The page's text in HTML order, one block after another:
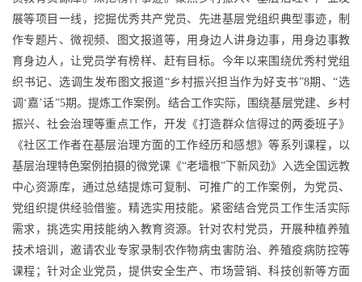
展等项目一线，挖掘优秀共产党员、先进基层党组织典型事迹，制
作专题片、微视频、图文报道等，用身边人讲身边事，用身边事教
育身边人，让党员学有榜样、赶有目标。今年以来围绕优秀村党组
织书记、选调生发布图文报道“乡村振兴担当作为好支书”8期、“选
调‘嘉’话”5期。提炼工作案例。结合工作实际，围绕基层党建、乡村
振兴、社会治理等重点工作，开发《打造群众信得过的两委班子》
《社区工作者在基层治理方面的工作经历和感想》等系列课程，以
基层治理特色案例拍摄的微党课《“老墙根”下新风劲》入选全国远教
中心资源库，通过总结提炼可复制、可推广的工作案例，为党员、
党组织提供经验借鉴。精选实用技能。紧密结合党员工作生活实际
需求，挑选实用技能纳入教育资源。针对农村党员，开展种植养殖
技术培训，邀请农业专家录制农作物病虫害防治、养殖疫病防控等
课程；针对企业党员，提供安全生产、市场营销、科技创新等方面